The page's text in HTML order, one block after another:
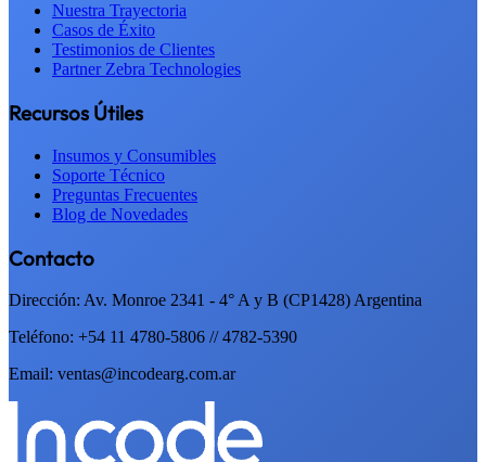
Nuestra Trayectoria
Casos de Éxito
Testimonios de Clientes
Partner Zebra Technologies
Recursos Útiles
Insumos y Consumibles
Soporte Técnico
Preguntas Frecuentes
Blog de Novedades
Contacto
Dirección: Av. Monroe 2341 - 4° A y B (CP1428) Argentina
Teléfono: +54 11 4780-5806 // 4782-5390
Email: ventas@incodearg.com.ar